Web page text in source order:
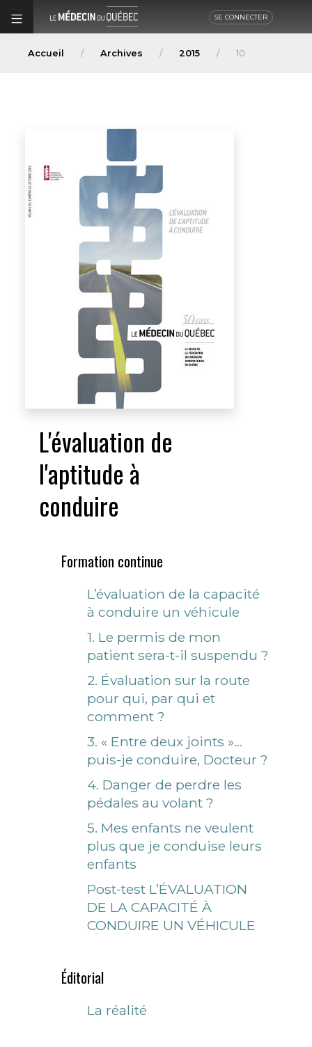
SE CONNECTER
Accueil Archives 2015 10
L'évaluation de
l'aptitude à
conduire
Formation continue
L’évaluation de la capacité
à conduire un véhicule
1. Le permis de mon
patient sera-t-il suspendu ?
2. Évaluation sur la route
pour qui, par qui et
comment ?
3. « Entre deux joints »…
puis-je conduire, Docteur ?
4. Danger de perdre les
pédales au volant ?
5. Mes enfants ne veulent
plus que je conduise leurs
enfants
Post-test L’ÉVALUATION
DE LA CAPACITÉ À
CONDUIRE UN VÉHICULE
Éditorial
La réalité